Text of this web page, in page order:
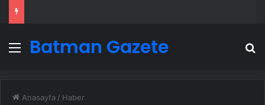
Menü
Batman Gazete
Anasayfa / Haber